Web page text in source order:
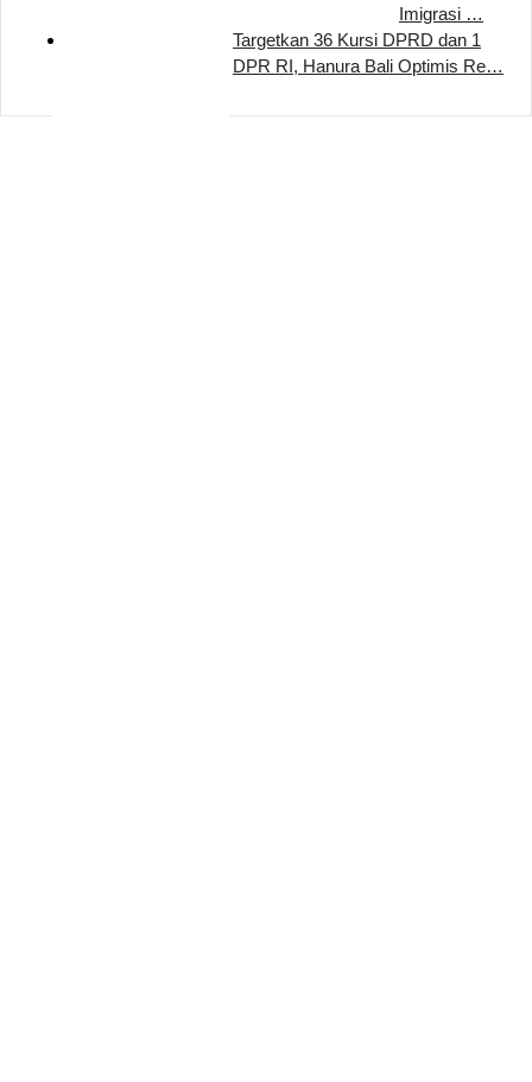
Imigrasi …
Targetkan 36 Kursi DPRD dan 1
DPR RI, Hanura Bali Optimis Re…